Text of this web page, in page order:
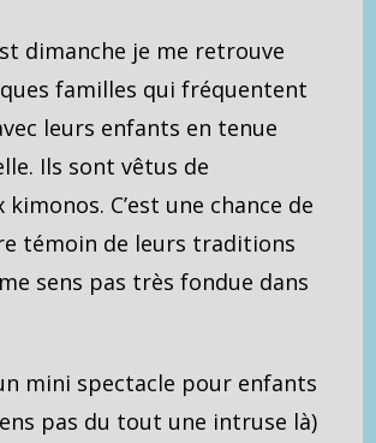
dimanche je me retrouve
familles qui fréquentent
leurs enfants en tenue
Ils sont vêtus de
C’est une chance de
témoin de leurs traditions
sens pas très fondue dans
un mini spectacle pour enfants
pas du tout une intruse là)